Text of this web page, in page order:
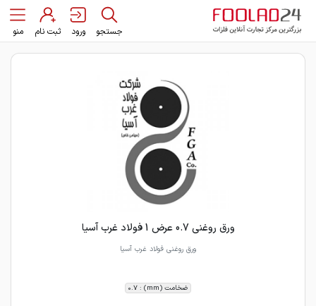
جستجو ورود ثبت نام منو
ورق روغنی 0.7 عرض 1 فولاد غرب آسیا
ورق روغنی فولاد غرب آسیا
ضخامت (mm) : 0.7